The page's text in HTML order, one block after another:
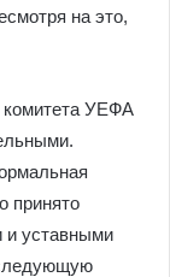
на это,
комитета УЕФА
принято
и уставными